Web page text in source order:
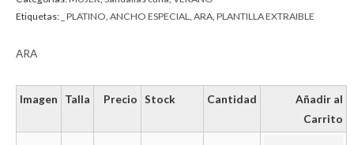
Etiquetas: _ PLATINO ANCHO ESPECIAL ARA PLANTILLA EXTRAIBLE
ARA
Imagen Talla Precio Stock Cantidad
Añadir al
Carrito